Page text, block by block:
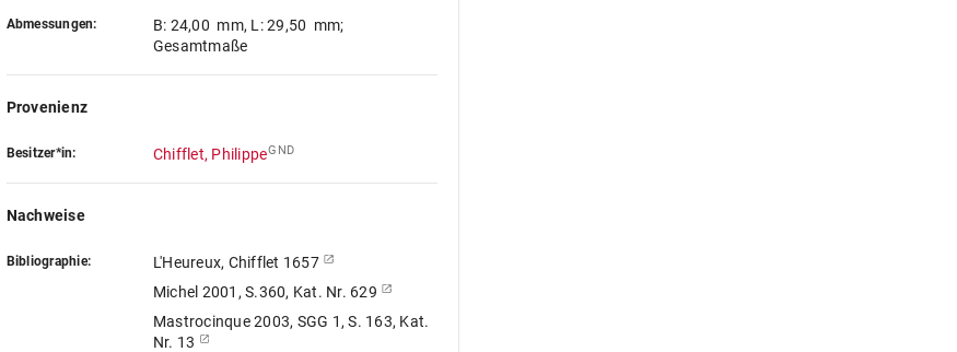
Abmessungen: B: 24,00 mm, L: 29,50 mm;
Gesamtmaße
Provenienz
Besitzer*in: Chifflet, PhilippeGND
Nachweise
Bibliographie:
L'Heureux, Chifflet 1657
Michel 2001, S.360, Kat. Nr. 629
Mastrocinque 2003, SGG 1, S. 163, Kat.
Nr. 13